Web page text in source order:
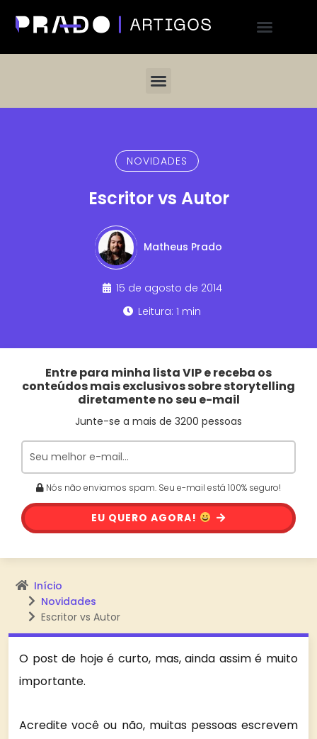
NOVIDADES
Escritor vs Autor
Matheus Prado
15 de agosto de 2014
Leitura: 1 min
Entre para minha lista VIP e receba os
conteúdos mais exclusivos sobre storytelling
diretamente no seu e-mail
Junte-se a mais de 3200 pessoas
Nós não enviamos spam. Seu e-mail está 100% seguro!
EU QUERO AGORA!
Início
Novidades
Escritor vs Autor
O post de hoje é curto, mas, ainda assim é muito
importante.
Acredite você ou não, muitas pessoas escrevem